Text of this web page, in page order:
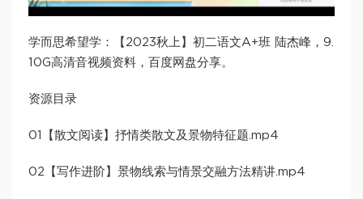
学而思希望学：【2023秋上】初二语文A+班 陆杰峰，9.
10G高清音视频资料，百度网盘分享。
资源目录
01【散文阅读】抒情类散文及景物特征题.mp4
02【写作进阶】景物线索与情景交融方法精讲.mp4